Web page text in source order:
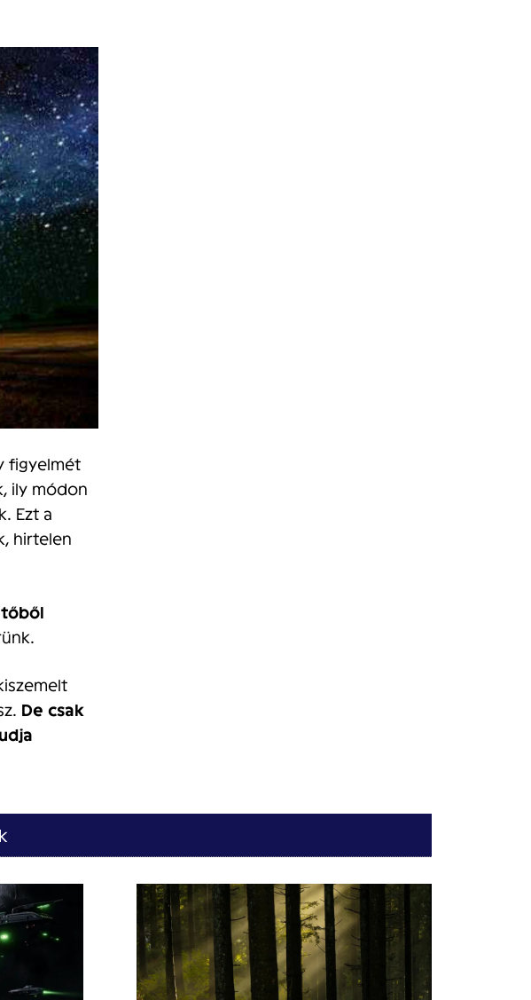
figyelmét
ily módon
Ezt a
hirtelen
De csak